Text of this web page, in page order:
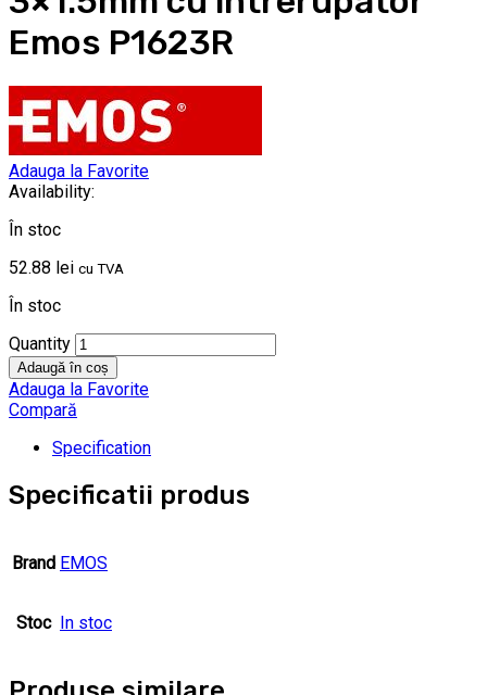
Emos P1623R
Adauga la Favorite
Availability:
În stoc
52.88 lei cu TVA
În stoc
Quantity
Adaugă în coș
Adauga la Favorite
Compară
Specification
Specificatii produs
Brand EMOS
Stoc In stoc